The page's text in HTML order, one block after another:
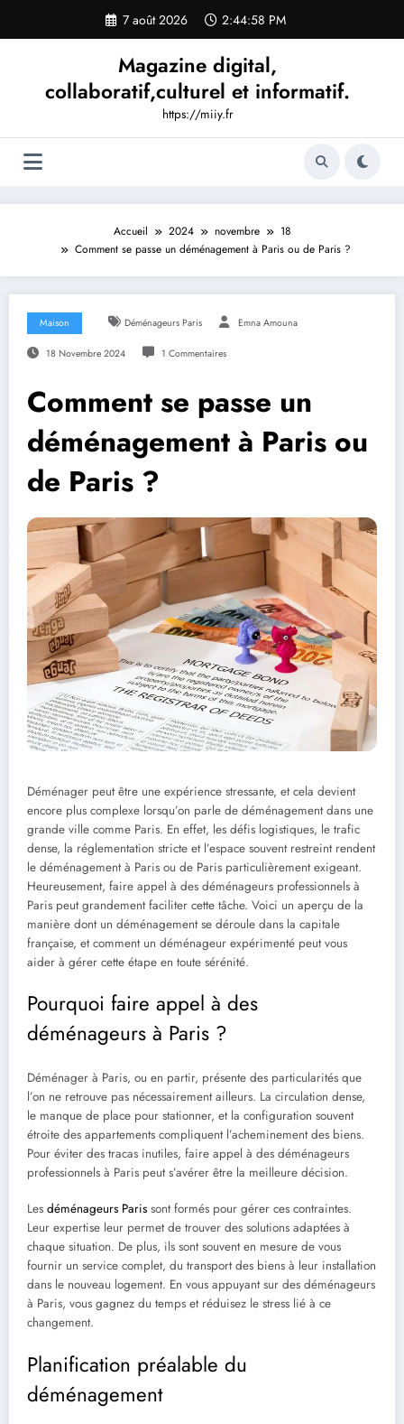
contenu
7 août 2026 2:44:59 PM
Magazine digital,
collaboratif,culturel et informatif.
https://miiy.fr
Accueil 2024 novembre
18
Comment se passe un déménagement à Paris ou de Paris ?
Maison Déménageurs Paris Emna Amouna
18 Novembre 2024 1 Commentaires
Comment se passe un
déménagement à Paris ou
de Paris ?
Déménager peut être une expérience stressante, et cela devient
encore plus complexe lorsqu’on parle de déménagement dans une
grande ville comme Paris. En effet, les défis logistiques, le trafic
dense, la réglementation stricte et l’espace souvent restreint rendent
le déménagement à Paris ou de Paris particulièrement exigeant.
Heureusement, faire appel à des déménageurs professionnels à
Paris peut grandement faciliter cette tâche. Voici un aperçu de la
manière dont un déménagement se déroule dans la capitale
française, et comment un déménageur expérimenté peut vous
aider à gérer cette étape en toute sérénité.
Pourquoi faire appel à des
déménageurs à Paris ?
Déménager à Paris, ou en partir, présente des particularités que
l’on ne retrouve pas nécessairement ailleurs. La circulation dense,
le manque de place pour stationner, et la configuration souvent
étroite des appartements compliquent l’acheminement des biens.
Pour éviter des tracas inutiles, faire appel à des déménageurs
professionnels à Paris peut s’avérer être la meilleure décision.
Les déménageurs Paris sont formés pour gérer ces contraintes.
Leur expertise leur permet de trouver des solutions adaptées à
chaque situation. De plus, ils sont souvent en mesure de vous
fournir un service complet, du transport des biens à leur installation
dans le nouveau logement. En vous appuyant sur des déménageurs
à Paris, vous gagnez du temps et réduisez le stress lié à ce
changement.
Planification préalable du
déménagement